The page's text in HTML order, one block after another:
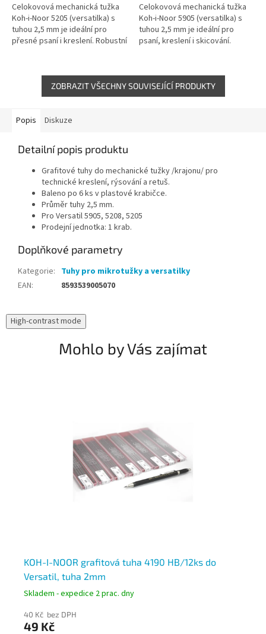
Celokovová mechanická tužka
Koh-i-Noor 5205 (versatilka) s
tuhou 2,5 mm je ideální pro
přesné psaní i kreslení. Robustní
Celokovová mechanická tužka
Koh-i-Noor 5905 (versatilka) s
tuhou 2,5 mm je ideální pro
psaní, kreslení i skicování.
pevný...
ZOBRAZIT VŠECHNY SOUVISEJÍCÍ PRODUKTY
Popis Diskuze
Detailní popis produktu
Grafitové tuhy do mechanické tužky /krajonu/ pro
technické kreslení, rýsování a retuš.
Baleno po 6 ks v plastové krabičce.
Průměr tuhy 2,5 mm.
Pro Versatil 5905, 5208, 5205
Prodejní jednotka: 1 krab.
Doplňkové parametry
Kategorie: Tuhy pro mikrotužky a versatilky
EAN: 8593539005070
High-contrast mode
Mohlo by Vás zajímat
KOH-I-NOOR grafitová tuha 4190 HB/12ks do
Versatil, tuha 2mm
Skladem - expedice 2 prac. dny
40 Kč bez DPH
49 Kč